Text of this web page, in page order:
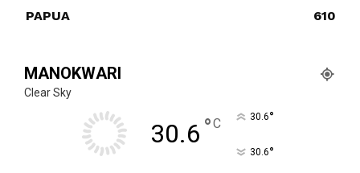
PAPUA
610
MANOKWARI
Clear Sky
30.6 °C 30.6°
30.6°